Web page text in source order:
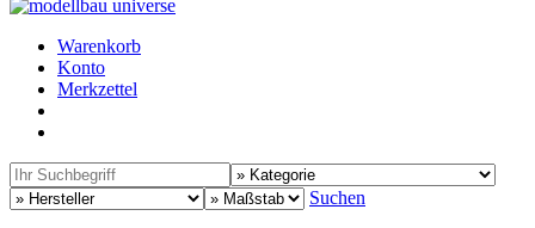
Warenkorb
Konto
Merkzettel
Suchen